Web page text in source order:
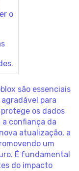
o
são essenciais
para
os dados
confiança da
atualização, a
um
É fundamental
do impacto